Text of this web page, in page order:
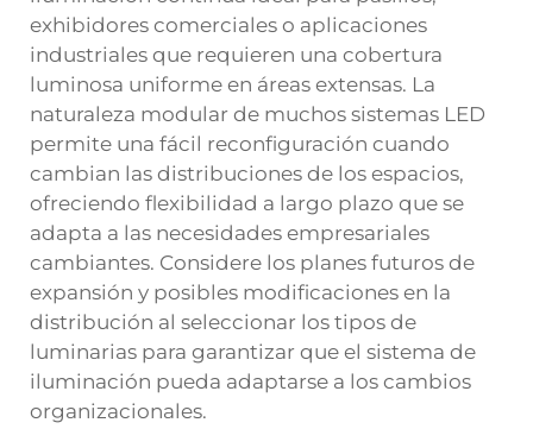
exhibidores comerciales o aplicaciones
industriales que requieren una cobertura
luminosa uniforme en áreas extensas. La
naturaleza modular de muchos sistemas LED
permite una fácil reconfiguración cuando
cambian las distribuciones de los espacios,
ofreciendo flexibilidad a largo plazo que se
adapta a las necesidades empresariales
cambiantes. Considere los planes futuros de
expansión y posibles modificaciones en la
distribución al seleccionar los tipos de
luminarias para garantizar que el sistema de
iluminación pueda adaptarse a los cambios
organizacionales.